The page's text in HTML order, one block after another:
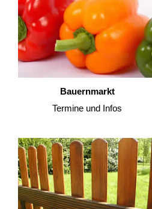
Bauernmarkt
Termine und Infos